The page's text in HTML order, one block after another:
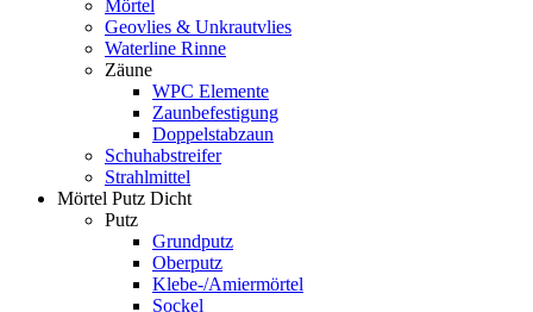
Mörtel
Geovlies & Unkrautvlies
Waterline Rinne
Zäune
WPC Elemente
Zaunbefestigung
Doppelstabzaun
Schuhabstreifer
Strahlmittel
Mörtel Putz Dicht
Putz
Grundputz
Oberputz
Klebe-/Amiermörtel
Sockel